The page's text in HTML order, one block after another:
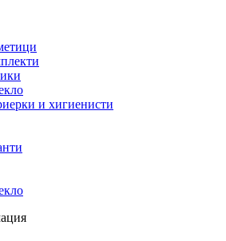
и хигиенисти